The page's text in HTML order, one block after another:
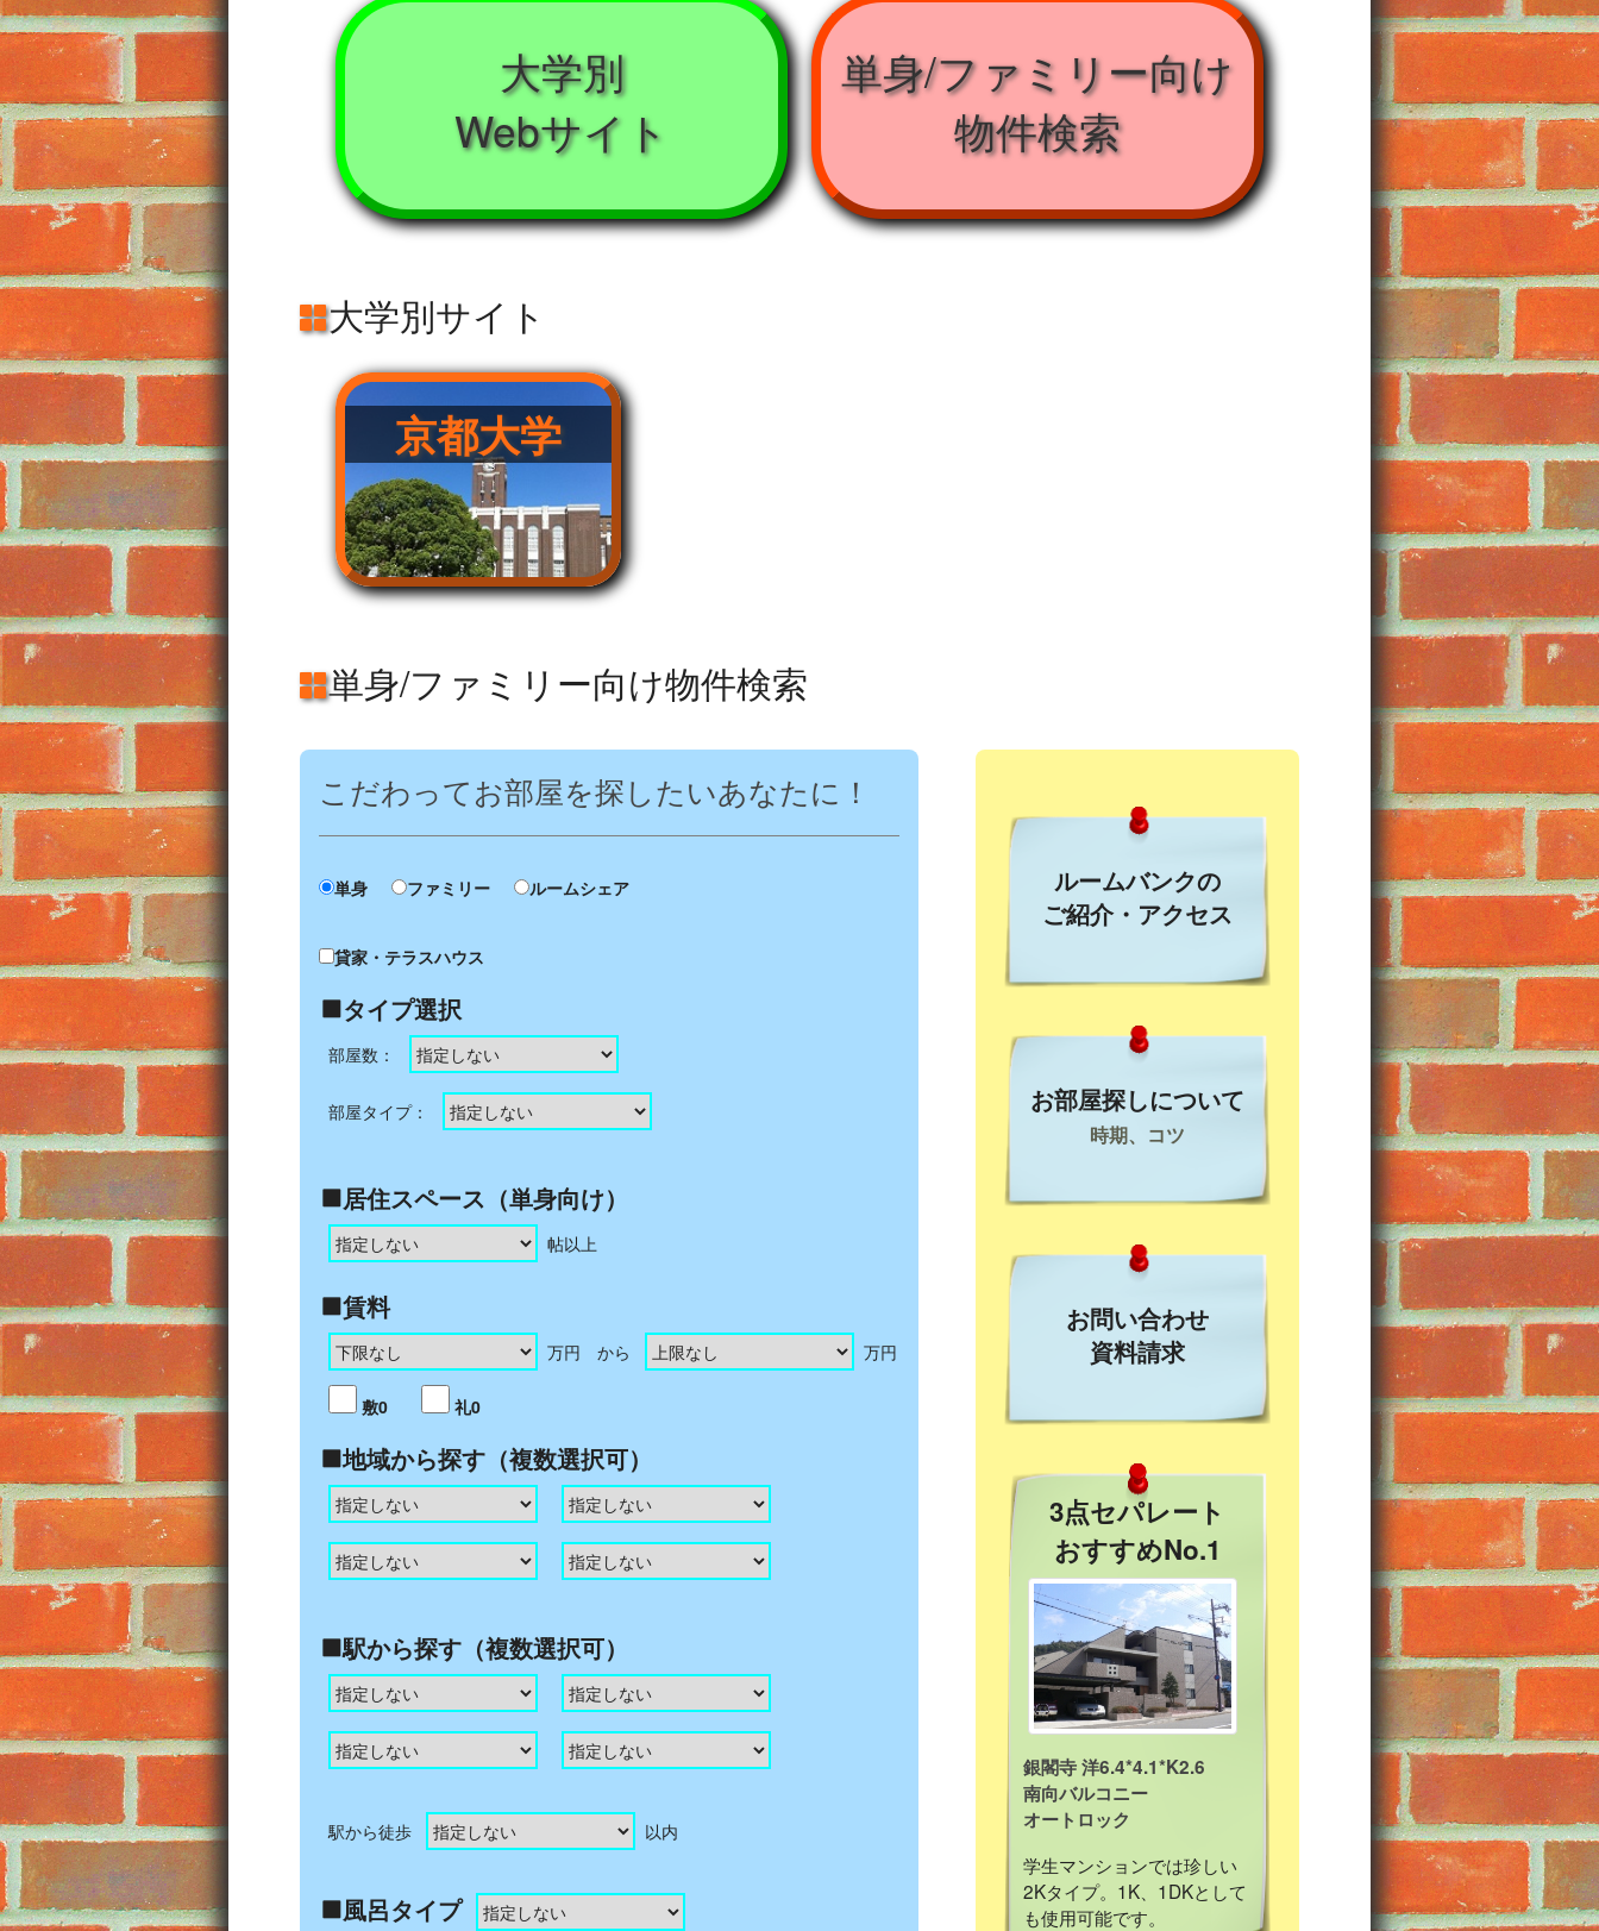
大学別
Webサイト
単身/ファミリー向け
物件検索
大学別サイト
京都大学
単身/ファミリー向け物件検索
こだわってお部屋を探したいあなたに！
単身 ファミリー ルームシェア
貸家・テラスハウス
タイプ選択
部屋数：
部屋タイプ：
居住スペース（単身向け）
帖以上
賃料
万円 から 万円
敷0 礼0
地域から探す（複数選択可）
駅から探す（複数選択可）
駅から徒歩 以内
風呂タイプ
ルームバンクの
ご紹介・アクセス
お部屋探しについて
時期、コツ
お問い合わせ
資料請求
3点セパレート
おすすめNo.1
銀閣寺 洋6.4*4.1*K2.6
南向バルコニー
オートロック
学生マンションでは珍しい
2Kタイプ。1K、1DKとして
も使用可能です。